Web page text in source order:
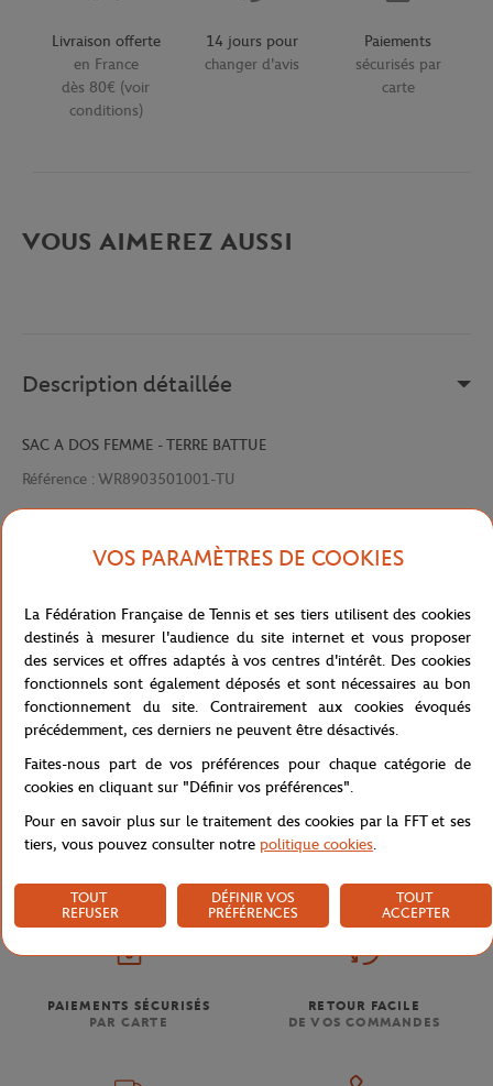
Livraison offerte
en France
dès 80€ (voir
conditions)
14 jours pour
changer d'avis
Paiements
sécurisés par
carte
VOUS AIMEREZ AUSSI
Description détaillée
SAC A DOS FEMME - TERRE BATTUE
Référence : WR8903501001-TU
Caractéristiques
Livraison et retours
Accueil Boutique Concession WR8903501001-TU
PAIEMENTS SÉCURISÉS
PAR CARTE
RETOUR FACILE
DE VOS COMMANDES
VOS PARAMÈTRES DE COOKIES
La Fédération Française de Tennis et ses tiers utilisent des cookies
destinés à mesurer l'audience du site internet et vous proposer
des services et offres adaptés à vos centres d'intérêt. Des cookies
fonctionnels sont également déposés et sont nécessaires au bon
fonctionnement du site. Contrairement aux cookies évoqués
précédemment, ces derniers ne peuvent être désactivés.
Faites-nous part de vos préférences pour chaque catégorie de
cookies en cliquant sur "Définir vos préférences".
Pour en savoir plus sur le traitement des cookies par la FFT et ses
tiers, vous pouvez consulter notre politique cookies.
TOUT
REFUSER
DÉFINIR VOS
PRÉFÉRENCES
TOUT
ACCEPTER